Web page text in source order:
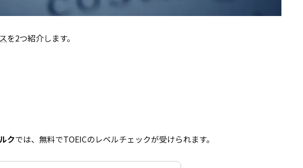
を2つ紹介します。
クでは、無料でTOEICのレベルチェックが受けられます。